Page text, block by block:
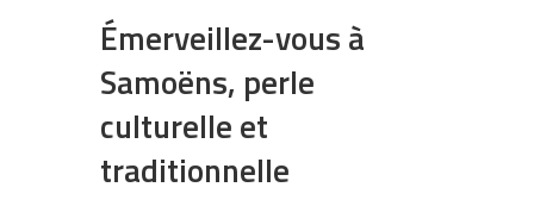
Émerveillez-vous à
Samoëns, perle
culturelle et
traditionnelle